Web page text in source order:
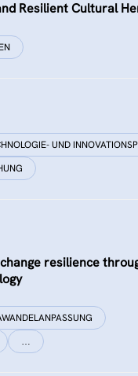
Resilient Cultural
UND
resilience
…